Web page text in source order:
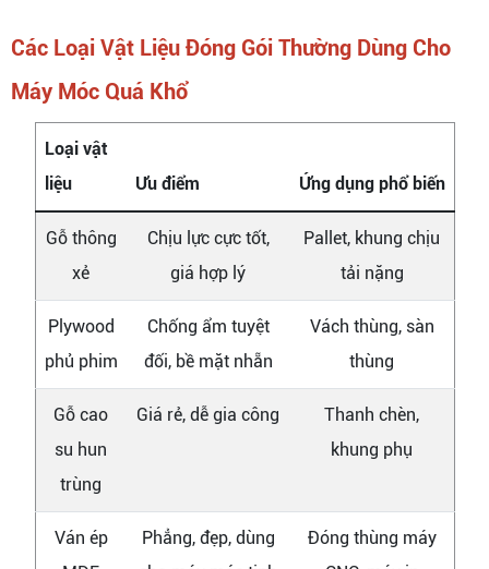
Các Loại Vật Liệu Đóng Gói Thường Dùng Cho
Máy Móc Quá Khổ
Loại vật
liệu
Ưu điểm Ứng dụng phổ biến
Gỗ thông
xẻ
Chịu lực cực tốt,
giá hợp lý
Pallet, khung chịu
tải nặng
Plywood
phủ phim
Chống ẩm tuyệt
đối, bề mặt nhẵn
Vách thùng, sàn
thùng
Gỗ cao
su hun
trùng
Giá rẻ, dễ gia công
Thanh chèn,
khung phụ
Ván ép
Phẳng, đẹp, dùng
Đóng thùng máy